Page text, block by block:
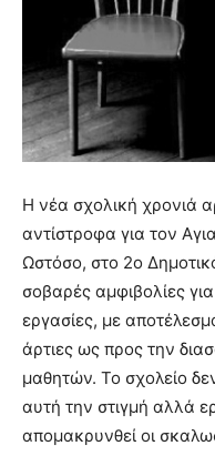
Η νέα σχολική χρονιά
αντίστροφα για τον
Ωστόσο, στο 2ο
σοβαρές αμφιβολίες
εργασίες, με
άρτιες ως προς την
μαθητών. Το σχολείο
αυτή την στιγμή αλλά
απομακρυνθεί οι